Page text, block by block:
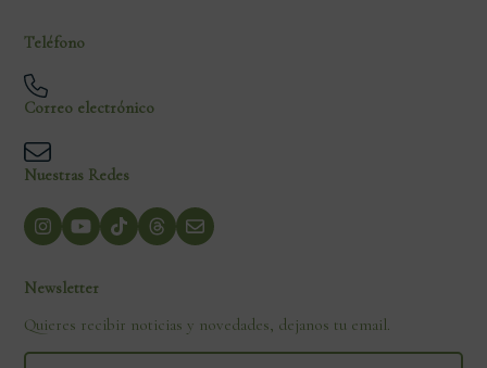
Teléfono
Correo electrónico
Nuestras Redes
Newsletter
Quieres recibir noticias y novedades, dejanos tu email.